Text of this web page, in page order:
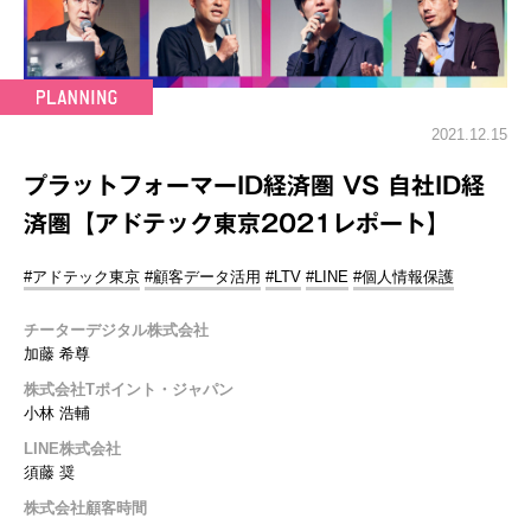
2021.12.15
プラットフォーマーID経済圏 VS ⾃社ID経
済圏【アドテック東京2021レポート】
#アドテック東京 #顧客データ活用 #LTV #LINE #個人情報保護
チーターデジタル株式会社
加藤 希尊
株式会社Tポイント・ジャパン
小林 浩輔
LINE株式会社
須藤 奨
株式会社顧客時間